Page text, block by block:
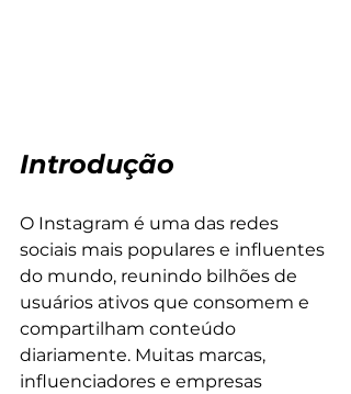
Introdução
O Instagram é uma das redes
sociais mais populares e influentes
do mundo, reunindo bilhões de
usuários ativos que consomem e
compartilham conteúdo
diariamente. Muitas marcas,
influenciadores e empresas